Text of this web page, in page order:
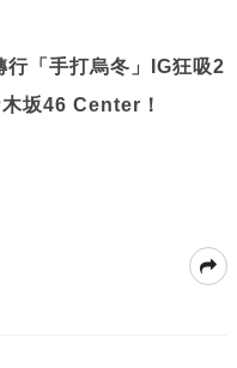
「手打烏冬」IG狂吸2
坂46 Center！